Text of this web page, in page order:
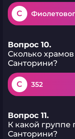
C
Вопрос 10.
Сколько
Санторини?
C 352
Вопрос 11.
К какой группе
Санторини?